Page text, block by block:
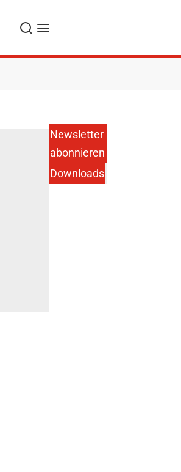
SucheNavigation
Newsletter
abonnieren
Downloads